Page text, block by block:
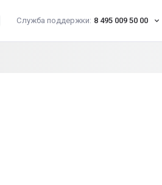
Служба поддержки: 8 495 009 50 00